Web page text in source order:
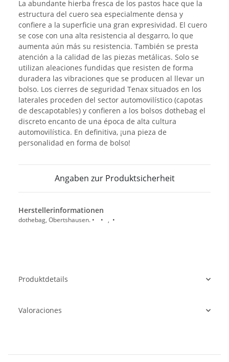
La abundante hierba fresca de los pastos hace que la
estructura del cuero sea especialmente densa y
confiere a la superficie una gran expresividad. El cuero
se cose con una alta resistencia al desgarro, lo que
aumenta aún más su resistencia. También se presta
atención a la calidad de las piezas metálicas. Solo se
utilizan aleaciones fundidas que resisten de forma
duradera las vibraciones que se producen al llevar un
bolso. Los cierres de seguridad Tenax situados en los
laterales proceden del sector automovilístico (capotas
de descapotables) y confieren a los bolsos dothebag el
discreto encanto de una época de alta cultura
automovilística. En definitiva, ¡una pieza de
personalidad en forma de bolso!
Angaben zur Produktsicherheit
Herstellerinformationen
dothebag, Obertshausen. • • , •
Produktdetails
Valoraciones